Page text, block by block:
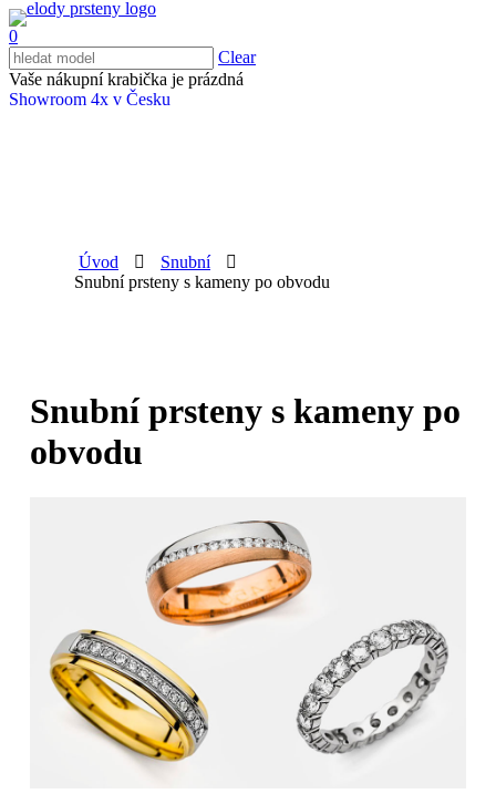
0
Clear
Vaše nákupní krabička je prázdná
Showroom 4x v Česku
Úvod
Snubní
Snubní prsteny s kameny po obvodu
Snubní prsteny s kameny po
obvodu